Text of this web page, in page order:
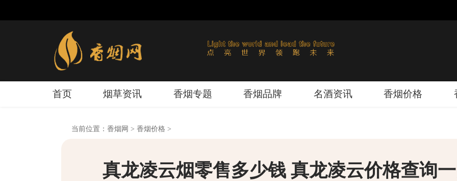
首页 烟草资讯 香烟专题 香烟品牌 名酒资讯 香烟价格
当前位置： 香烟网 > 香烟价格 >
真龙凌云烟零售多少钱 真龙凌云价格查询